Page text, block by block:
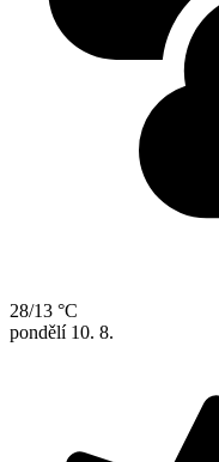
28/13 °C
pondělí 10. 8.